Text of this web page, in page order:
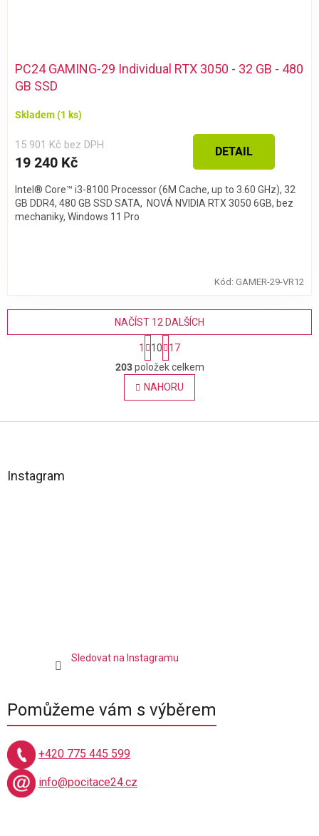
PC24 GAMING-29 Individual RTX 3050 - 32 GB - 480
GB SSD
Skladem(1 ks)
15 901 Kč bez DPH
19 240 Kč
DETAIL
Intel® Core™ i3-8100 Processor (6M Cache, up to 3.60 GHz), 32
GB DDR4, 480 GB SSD SATA, NOVÁ NVIDIA RTX 3050 6GB, bez
mechaniky, Windows 11 Pro
Kód: GAMER-29-VR12
O
v
l
á
NAČÍST 12 DALŠÍCH
S
t
r
á
n
k
v
1 10
17
203položek celkem
NAHORU
Instagram
Sledovat na Instagramu
Pomůžeme vám s výběrem
+420 775 445 599
info@pocitace24.cz